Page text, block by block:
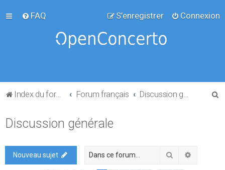
FAQ Connexion
S’enregistrer
Index du forum Forum français
Discussion générale
Nouveau sujet Rechercher